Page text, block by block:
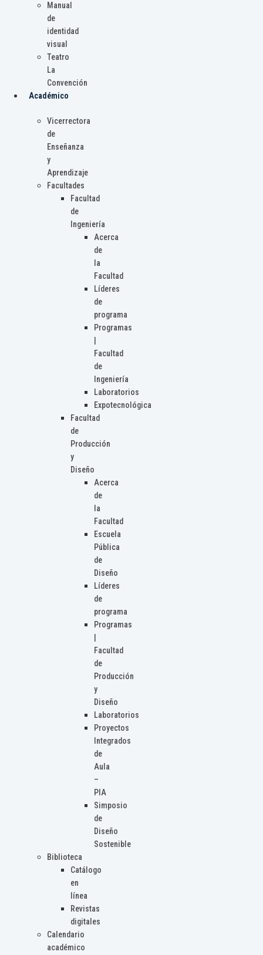
Manual
de
identidad
visual
Teatro
La
Convención
Académico
Vicerrectora
de
Enseñanza
y
Aprendizaje
Facultades
Facultad
de
Ingeniería
Acerca
de
la
Facultad
Líderes
de
programa
Programas
Facultad
de
Ingeniería
Laboratorios
Expotecnológica
Facultad
de
Producción
y
Diseño
Acerca
de
la
Facultad
Escuela
Pública
de
Diseño
Líderes
de
programa
Programas
Facultad
de
Producción
y
Diseño
Laboratorios
Proyectos
Integrados
de
Aula
–
PIA
Simposio
de
Diseño
Sostenible
Biblioteca
Catálogo
en
línea
Revistas
digitales
Calendario
académico